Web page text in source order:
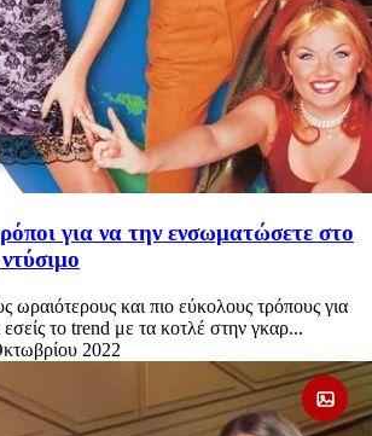
για να την ενσωματώσετε στο
ωραιότερους και πιο εύκολους τρόπους για
το trend με τα κοτλέ στην γκαρ...
2022